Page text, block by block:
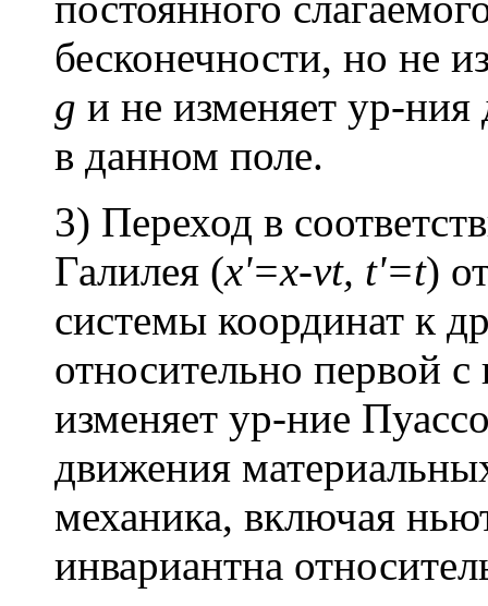
бесконечности, но не
g и не изменяет ур-
в данном поле.
3) Переход в
Галилея (x'=x-vt, t'=t)
системы координат к
относительно первой
изменяет ур-ние
движения
механика, включая
инвариантна